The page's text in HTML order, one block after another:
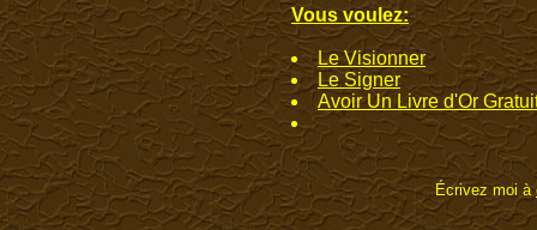
Vous voulez:
Le Visionner
Le Signer
Avoir Un Livre d'Or
Écrivez moi à